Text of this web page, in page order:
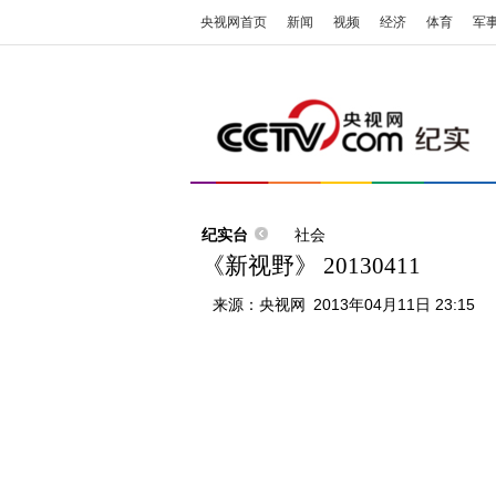
央视网首页 新闻 视频 经济 体育 军
纪实台 社会
《新视野》 20130411
来源： 央视网 2013年04月11日 23:15